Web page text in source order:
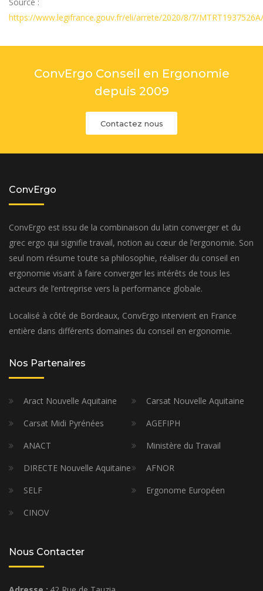
https://www.legifrance.gouv.fr/eli/arrete/2020/8/7/
ConvErgo Conseil en Ergonomie
depuis 2009
Contactez nous
ConvErgo
ConvErgo est issu de la combinaison du latin converger et du
grec ergo qui signifie travail, notion au cœur de l’ergonomie. Son
seul nom résume toute sa philosophie, réaliser du conseil en
ergonomie visant à faire converger les intérêts de tous les
acteurs de l’entreprise vers la performance globale.
Localisé à côté de Bordeaux, ConvErgo intervient en France
entière dans différents domaines du conseil en ergonomie.
Nos Partenaires
Aract Nouvelle Aquitaine
Carsat Nouvelle Aquitaine
Carsat Midi Pyrénées
AGEFIPH
ANACT
Ministère du Travail
DIRECTE Nouvelle Aquitaine
AFNOR
SELF
Ergonome Européen
CINOV
Nous Contacter